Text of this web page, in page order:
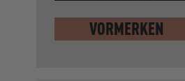
VORMERKEN